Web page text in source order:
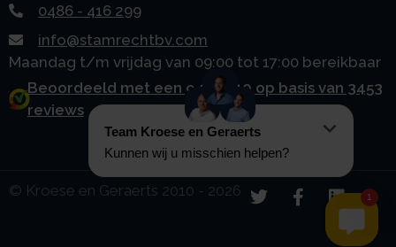
0486 - 416 299
info@stamrechtbv.com
Maandag t/m vrijdag van 09:00 tot 17:00 bereikbaar
Beoordeeld met een 9.0 uit 10 op basis van 3453
reviews
© Kroese en Geraerts 2010 - 2026